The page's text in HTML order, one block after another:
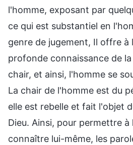
l'homme, exposant par
ce qui est substantiel en
genre de jugement, Il offre à
profonde connaissance de
chair, et ainsi, l'homme se
La chair de l'homme est du
elle est rebelle et fait l'objet
Dieu. Ainsi, pour permettre à
connaître lui-même, les